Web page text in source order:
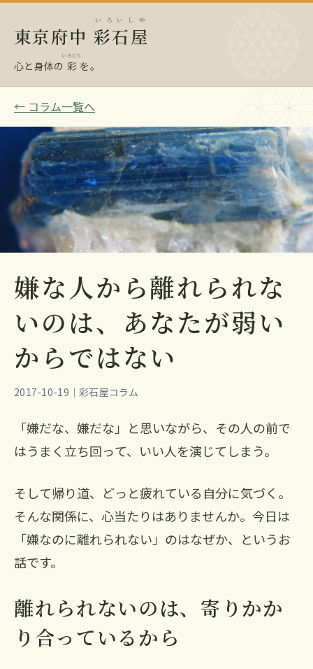
東京府中 彩石屋
いろいしや
心と身体の 彩
いろどり
を。
← コラム一覧へ
嫌な人から離れられな
いのは、あなたが弱い
からではない
2017-10-19｜彩石屋コラム
「嫌だな、嫌だな」と思いながら、その人の前で
はうまく立ち回って、いい人を演じてしまう。
そして帰り道、どっと疲れている自分に気づく。
そんな関係に、心当たりはありませんか。今日は
「嫌なのに離れられない」のはなぜか、というお
話です。
離れられないのは、寄りかか
り合っているから